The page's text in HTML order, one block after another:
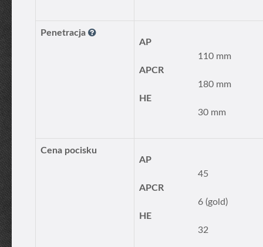
Penetracja
AP
110 mm
APCR
180 mm
HE
30 mm
Cena pocisku
AP
45
APCR
6 (gold)
HE
32